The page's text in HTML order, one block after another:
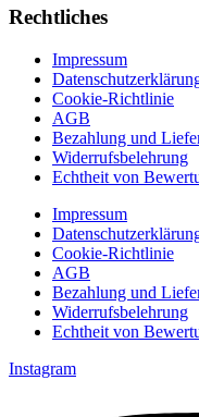
Rechtliches
Impressum
Cookie-Richtlinie
AGB
Bezahlung und
Widerrufsbelehrung
Echtheit von
Impressum
Cookie-Richtlinie
AGB
Bezahlung und
Widerrufsbelehrung
Echtheit von
Instagram